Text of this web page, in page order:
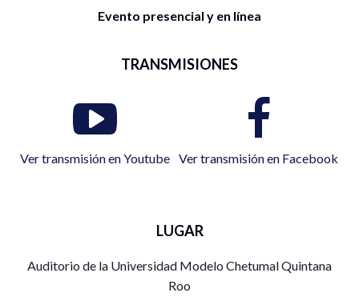
Evento presencial y en línea
TRANSMISIONES
Ver transmisión en Youtube Ver transmisión en Facebook
LUGAR
Auditorio de la Universidad Modelo Chetumal Quintana
Roo